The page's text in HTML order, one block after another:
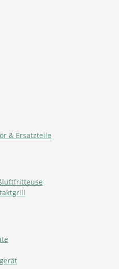
& Ersatzteile